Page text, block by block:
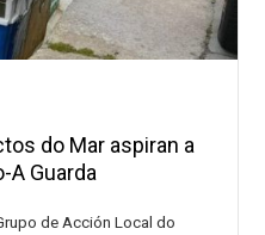
do Mar aspiran a
A Guarda
de Acción Local do